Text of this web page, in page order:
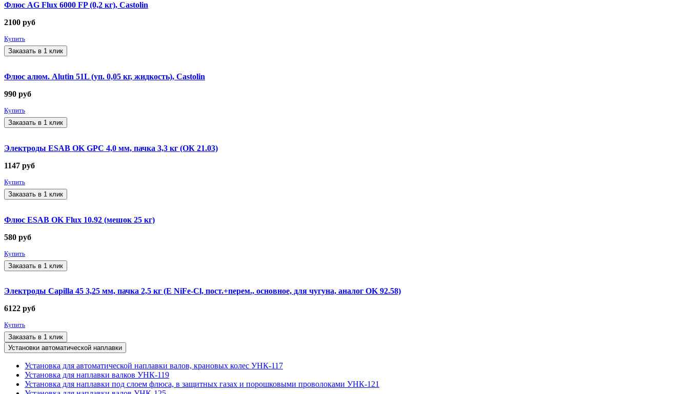
Флюс AG Flux 6000 FP (0,2 кг), Castolin
2100 руб
Купить
Заказать в 1 клик
Флюс алюм. Alutin 51L (уп. 0,05 кг, жидкость), Castolin
990 руб
Купить
Заказать в 1 клик
Электроды ESAB OK GPC 4,0 мм, пачка 3,3 кг (ОК 21.03)
1147 руб
Купить
Заказать в 1 клик
Флюс ESAB OK Flux 10.92 (мешок 25 кг)
580 руб
Купить
Заказать в 1 клик
Электроды Capilla 45 3,25 мм, пачка 2,5 кг (E NiFe-Cl, пост.+перем., основное, для чугуна, аналог OK 92.58)
6122 руб
Купить
Заказать в 1 клик
Установки автоматической наплавки
Установка для автоматической наплавки валов, крановых колес УНК-117
Установка для наплавки валков УНК-119
Установка для наплавки под слоем флюса, в защитных газах и порошковыми проволоками УНК-121